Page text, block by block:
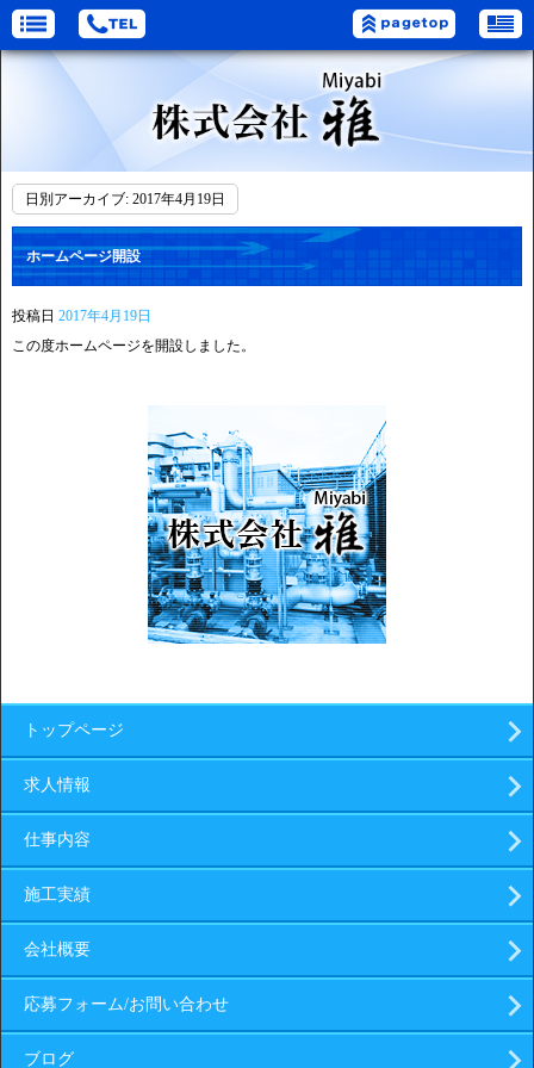
日別アーカイブ: 2017年4月19日
ホームページ開設
投稿日 2017年4月19日
この度ホームページを開設しました。
トップページ
求人情報
仕事内容
施工実績
会社概要
応募フォーム/お問い合わせ
ブログ